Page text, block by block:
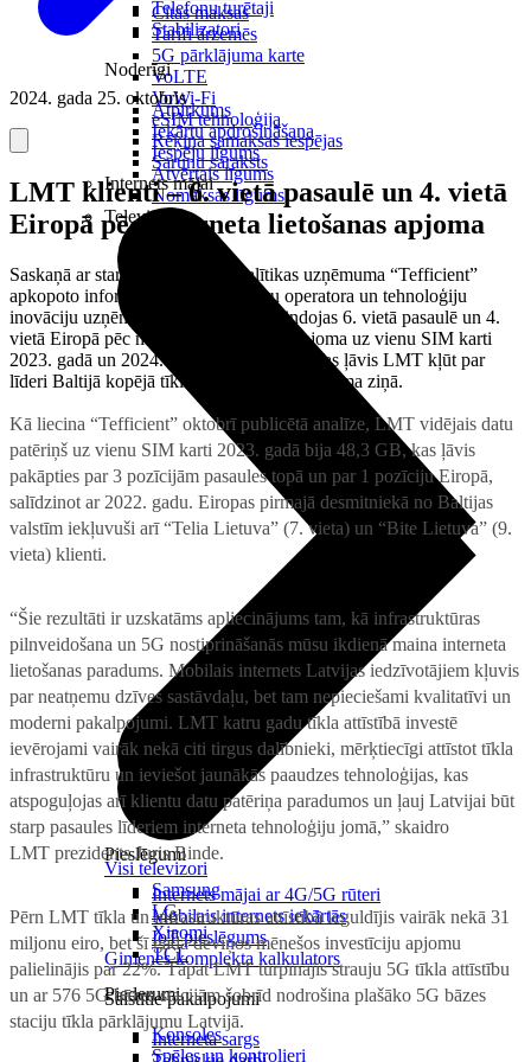
Citas maksas
Tarifi ārzemēs
5G pārklājuma karte
VoLTE
VoWi-Fi
eSIM tehnoloģija
Rēķina samaksas iespējas
Sarunu saraksts
Internets mājai
Pieslēgumi
Internets mājai ar 4G/5G rūteri
Mobilais internets iekārtās
IoT pieslēgums
Ģimenes komplekta kalkulators
Saistītie pakalpojumi
Interneta sargs
Telefonu turētaji
Stabilizatori
Noderīgi
Atpirkums
Iekārtu apdrošināšana
Iespēju līgums
Atvērtais līgums
Nomaksas līgums
Televizori
Visi televizori
Samsung
LG
Xiaomi
TCL
Piederumi
Konsoles
Spēles un kontrolieri
2024. gada 25. oktobris
LMT klienti – 6. vietā pasaulē un 4. vietā
Eiropā pēc interneta lietošanas apjoma
Saskaņā ar starptautiskā datu analītikas uzņēmuma “Tefficient”
apkopoto informāciju mobilo sakaru operatora un tehnoloģiju
inovāciju uzņēmuma LMT klienti ierindojas 6. vietā pasaulē un 4.
vietā Eiropā pēc mobilo datu patēriņa apjoma uz vienu SIM karti
2023. gadā un 2024. gada pirmajā pusē. Tas ļāvis LMT kļūt par
līderi Baltijā kopējā tīklā pārraidītā datu apjoma ziņā.
Kā liecina “Tefficient” oktobrī publicētā analīze, LMT vidējais datu
patēriņš uz vienu SIM karti 2023. gadā bija 48,3 GB, kas ļāvis
pakāpties par 3 pozīcijām pasaules topā un par 1 pozīciju Eiropā,
salīdzinot ar 2022. gadu. Eiropas pirmajā desmitniekā no Baltijas
valstīm iekļuvuši arī “Telia Lietuva” (7. vieta) un “Bite Lietuva” (9.
vieta) klienti.
“Šie rezultāti ir uzskatāms apliecinājums tam, kā infrastruktūras
pilnveidošana un 5G nostiprināšanās mūsu ikdienā maina interneta
lietošanas paradums. Mobilais internets Latvijas iedzīvotājiem kļuvis
par neatņemu dzīves sastāvdaļu, bet tam nepieciešami kvalitatīvi un
moderni pakalpojumi. LMT katru gadu tīkla attīstībā investē
ievērojami vairāk nekā citi tirgus dalībnieki, mērķtiecīgi attīstot tīkla
infrastruktūru un ieviešot jaunākās paaudzes tehnoloģijas, kas
atspoguļojas arī klientu datu patēriņa paradumos un ļauj Latvijai būt
starp pasaules līderiem interneta tehnoloģiju jomā,” skaidro
LMT prezidents Juris Binde.
Pērn LMT tīkla un infrastruktūras attīstībā ieguldījis vairāk nekā 31
miljonu eiro, bet šī gada deviņos mēnešos investīciju apjomu
palielinājis par 22%. Tāpat LMT turpinājis strauju 5G tīkla attīstību
un ar 576 5G bāzes stacijām šobrīd nodrošina plašāko 5G bāzes
staciju tīkla pārklājumu Latvijā.